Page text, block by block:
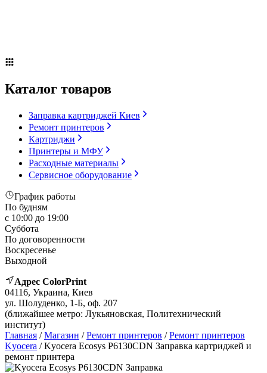
Каталог товаров
Заправка картриджей Киев
Ремонт принтеров
Картриджи
Принтеры и МФУ
Расходные материалы
Сервисное оборудование
График работы
По будням
с 10:00 до 19:00
Суббота
По договоренности
Воскресенье
Выходной
Адрес ColorPrint
04116, Украина, Киев
ул. Шолуденко, 1-Б, оф. 207
(ближайшее метро: Лукьяновская, Политехнический
институт)
Главная /Магазин /Ремонт принтеров /Ремонт принтеров
Kyocera / Kyocera Ecosys P6130CDN Заправка картриджей и
ремонт принтера